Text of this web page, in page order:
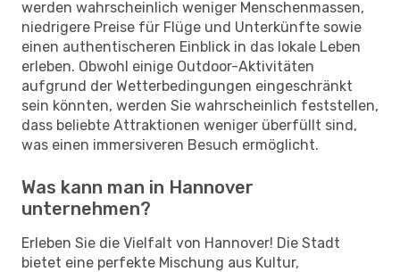
werden wahrscheinlich weniger Menschenmassen,
niedrigere Preise für Flüge und Unterkünfte sowie
einen authentischeren Einblick in das lokale Leben
erleben. Obwohl einige Outdoor-Aktivitäten
aufgrund der Wetterbedingungen eingeschränkt
sein könnten, werden Sie wahrscheinlich feststellen,
dass beliebte Attraktionen weniger überfüllt sind,
was einen immersiveren Besuch ermöglicht.
Was kann man in Hannover
unternehmen?
Erleben Sie die Vielfalt von Hannover! Die Stadt
bietet eine perfekte Mischung aus Kultur,